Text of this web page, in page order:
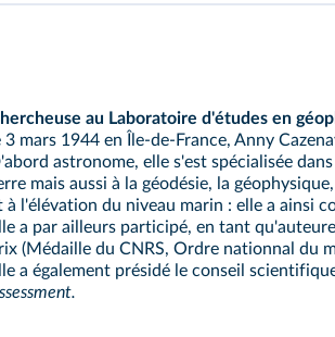
au Laboratoire d'études en
3 mars 1944 en Île-de-France, Anny
astronome, elle s'est spécialisée
mais aussi à la géodésie, la
à l'élévation du niveau marin : elle a ainsi
a par ailleurs participé, en tant
(Médaille du CNRS, Ordre nationnal du
a également présidé le conseil